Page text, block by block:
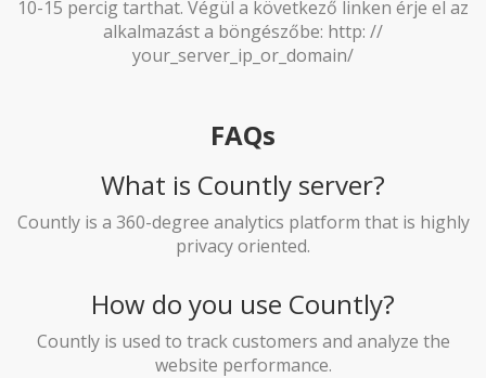
10-15 percig tarthat. Végül a következő linken érje el az
alkalmazást a böngészőbe: http: //
your_server_ip_or_domain/
FAQs
What is Countly server?
Countly is a 360-degree analytics platform that is highly
privacy oriented.
How do you use Countly?
Countly is used to track customers and analyze the
website performance.